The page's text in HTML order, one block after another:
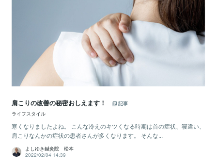
肩こりの改善の秘密おしえます！
記事
ライフスタイル
寒くなりましたよね。 こんな冷えのキツくなる時期は首の症状、寝違い、
肩こりなんかの症状の患者さんが多くなります。 そんな...
よしゆき鍼灸院 松本
2022/02/04 14:39